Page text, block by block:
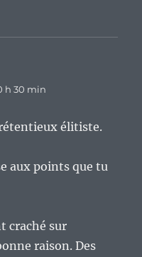
h 30 min
élitiste.
aux points que tu
craché sur
raison. Des